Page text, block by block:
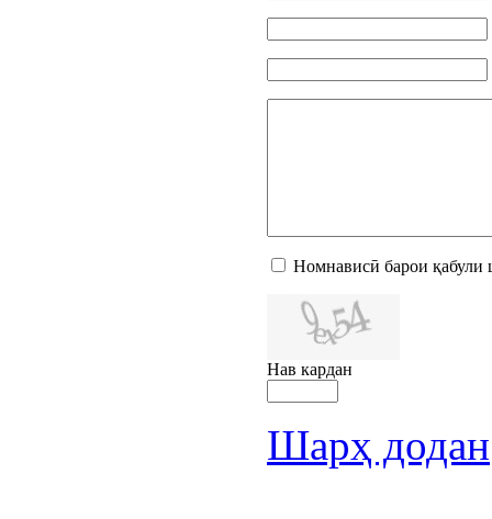
Номнависӣ барои қабули
Нав кардан
Шарҳ додан